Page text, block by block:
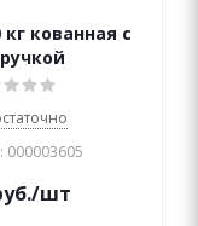
кованная с
000003605
/шт